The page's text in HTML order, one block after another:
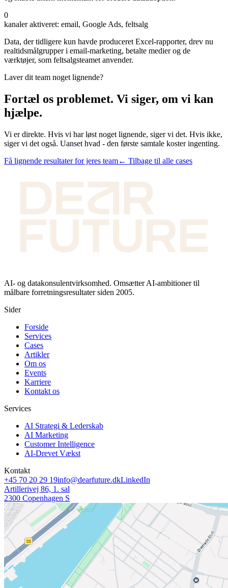
0
kanaler aktiveret: email, Google Ads, feltsalg
Data, der tidligere kun havde produceret Excel-rapporter, drev nu
realtidsmålgrupper i email-marketing, betalte medier og de
værktøjer, som feltsalgsteamet anvender.
Laver dit team noget lignende?
Fortæl os problemet. Vi siger, om vi kan
hjælpe.
Vi er direkte. Hvis vi har løst noget lignende, siger vi det. Hvis ikke,
siger vi det også. Uanset hvad - den første samtale koster ingenting.
Få lignende resultater for jeres team← Tilbage til alle cases
AI- og datakonsulentvirksomhed. Omsætter AI-ambitioner til
målbare forretningsresultater siden 2005.
Sider
Forside
Services
Cases
Artikler
Om os
Events
Karriere
Kontakt os
Services
AI Strategi & Lederskab
AI Marketing
Customer Intelligence
AI-Drevet Vækst
Kontakt
+45 70 20 29 19info@dearfuture.dkLinkedIn
Artillerivej 86, 1. sal
2300 Copenhagen S